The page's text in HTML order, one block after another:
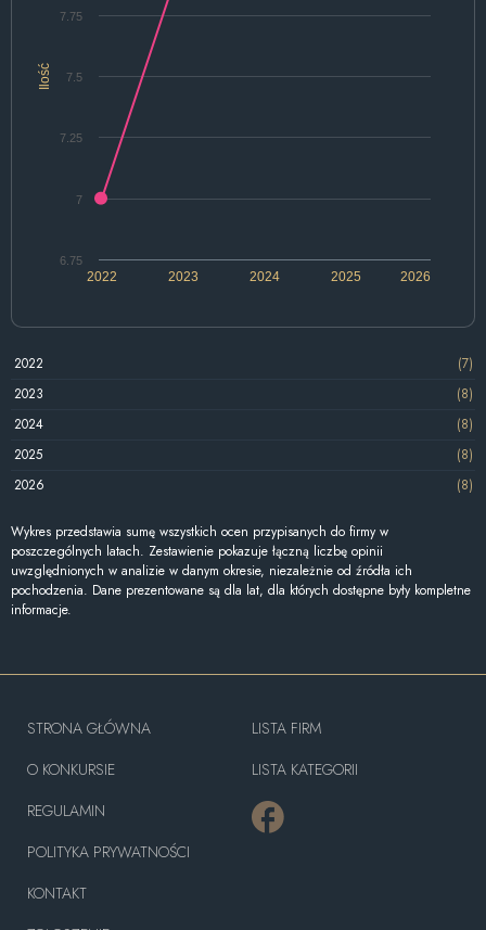
Ilość
2022 2024 2026
2023 2025
6.75
7
7.25
7.5
7.75
2022
(7)
2023
(8)
2024
(8)
2025
(8)
2026
(8)
Wykres przedstawia sumę wszystkich ocen przypisanych do firmy w
poszczególnych latach. Zestawienie pokazuje łączną liczbę opinii
uwzględnionych w analizie w danym okresie, niezależnie od źródła ich
pochodzenia. Dane prezentowane są dla lat, dla których dostępne były kompletne
informacje.
STRONA GŁÓWNA
O KONKURSIE
REGULAMIN
POLITYKA PRYWATNOŚCI
KONTAKT
LISTA FIRM
LISTA KATEGORII